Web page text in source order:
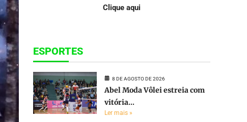
Clique aqui
ESPORTES
8 DE AGOSTO DE 2026
Abel Moda Vôlei estreia com
vitória...
Ler mais »